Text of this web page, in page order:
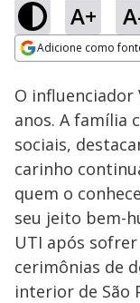
A+
Adicione como
Ativar
Loaded:
7.21%
O influenciador
anos. A família
sociais,
carinho
quem o
seu jeito bem-
UTI após
cerimônias de
interior de São